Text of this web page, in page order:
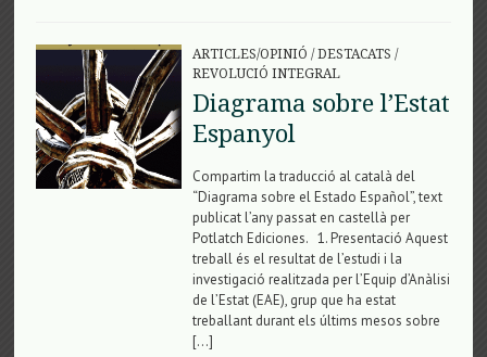
ARTICLES/OPINIÓ /DESTACATS /
REVOLUCIÓ INTEGRAL
Diagrama sobre l’Estat
Espanyol
Compartim la traducció al català del
“Diagrama sobre el Estado Español”, text
publicat l’any passat en castellà per
Potlatch Ediciones. 1. Presentació Aquest
treball és el resultat de l’estudi i la
investigació realitzada per l’Equip d’Anàlisi
de l’Estat (EAE), grup que ha estat
treballant durant els últims mesos sobre
[…]